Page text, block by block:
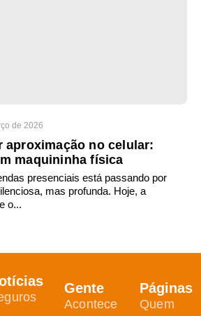
de 2026
aproximação no celular:
maquininha física
presenciais está passando por
mas profunda. Hoje, a
o...
Gente
Acontece
Páginas
Quem